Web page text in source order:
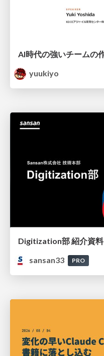
AI時代の強いチームの
yuukiyo
Digitization部 紹介資料
sansan33
PRO